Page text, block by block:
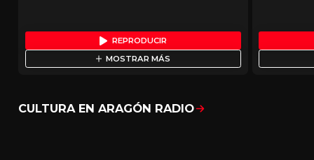
REPRODUCIR
MOSTRAR MÁS
CULTURA EN ARAGÓN RADIOMostrar todo